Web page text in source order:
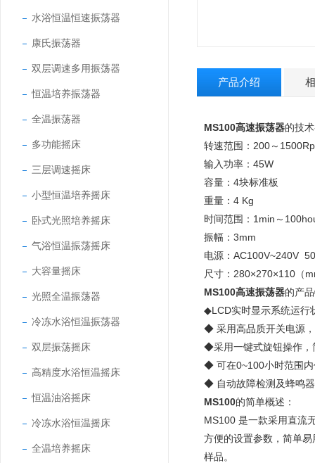
水浴恒温恒速振荡器
康氏振荡器
双层调速多用振荡器
恒温培养振荡器
全温振荡器
多功能摇床
三层调速摇床
小型恒温培养摇床
卧式光照培养摇床
气浴恒温振荡摇床
大容量摇床
光照全温振荡器
冷冻水浴恒温振荡器
双层振荡摇床
高精度水浴恒温摇床
恒温油浴摇床
冷冻水浴恒温摇床
全温培养摇床
产品介绍
MS100高速振荡器的技
转速范围：200～
输入功率：45W
容量：4块标准板
重量：4 Kg
时间范围：1min～
振幅：3mm
电源：AC100V~240V
尺寸：280×270×110（
MS100高速振荡器的产
◆LCD实时显示系统运行
◆ 采用高品质开关电源
◆采用一键式旋钮操作，
◆ 可在0~100小时范围内
◆ 自动故障检测及蜂鸣
MS100的简单概述：
MS100 是一款采用直流
方便的设置参数，简单
样品。